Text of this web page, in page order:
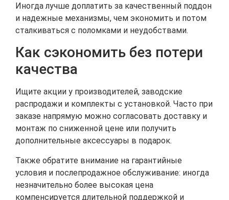
Иногда лучше доплатить за качественный поддон
и надежные механизмы, чем экономить и потом
сталкиваться с поломками и неудобствами.
Как сэкономить без потери
качества
Ищите акции у производителей, заводские
распродажи и комплекты с установкой. Часто при
заказе напрямую можно согласовать доставку и
монтаж по сниженной цене или получить
дополнительные аксессуары в подарок.
Также обратите внимание на гарантийные
условия и послепродажное обслуживание: иногда
незначительно более высокая цена
компенсируется длительной поддержкой и